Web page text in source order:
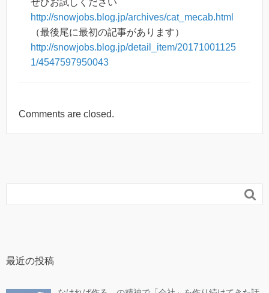
ぜひお試しください
http://snowjobs.blog.jp/archives/cat_mecab.html
（最後尾に最初の記事があります）
http://snowjobs.blog.jp/detail_item/20171001125
1/4547597950043
Comments are closed.

最近の投稿